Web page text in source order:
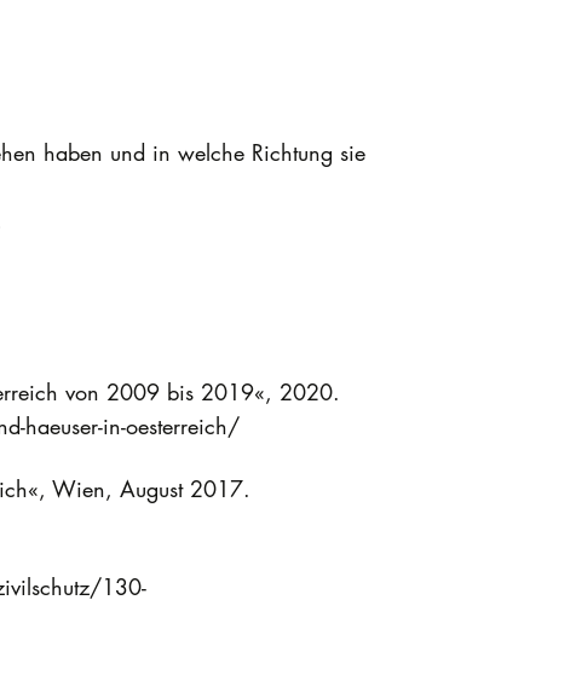
haben und in welche Richtung sie
von 2009 bis 2019«, 2020.
haeuser-in-oesterreich/
Wien, August 2017.
130-